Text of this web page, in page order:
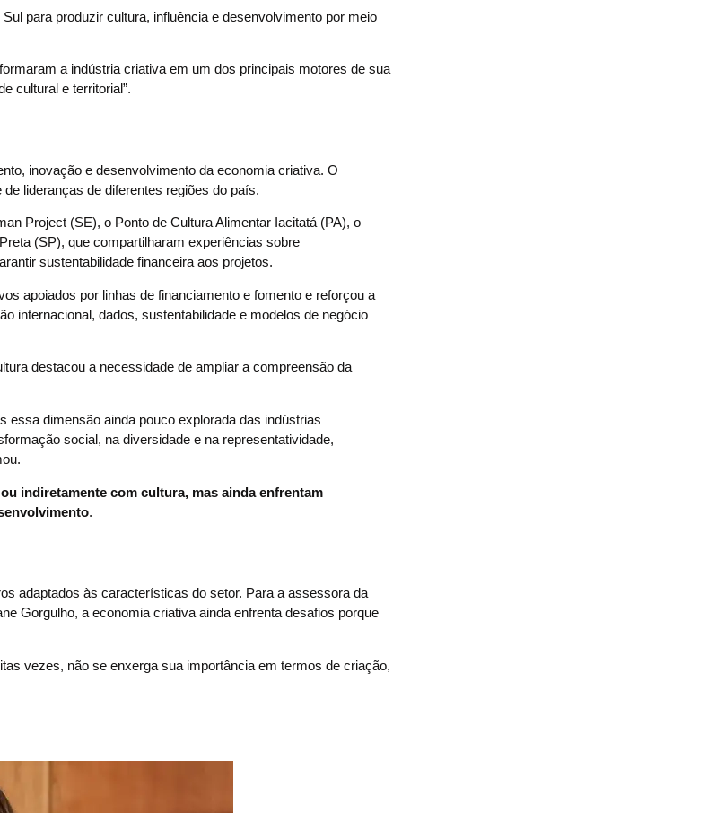
para produzir cultura, influência e desenvolvimento por meio
a indústria criativa em um dos principais motores de sua
cultural e territorial”.
inovação e desenvolvimento da economia criativa. O
lideranças de diferentes regiões do país.
Project (SE), o Ponto de Cultura Alimentar Iacitatá (PA), o
(SP), que compartilharam experiências sobre
sustentabilidade financeira aos projetos.
apoiados por linhas de financiamento e fomento e reforçou a
internacional, dados, sustentabilidade e modelos de negócio
destacou a necessidade de ampliar a compreensão da
essa dimensão ainda pouco explorada das indústrias
social, na diversidade e na representatividade,
indiretamente com cultura, mas ainda enfrentam
.
adaptados às características do setor. Para a assessora da
Gorgulho, a economia criativa ainda enfrenta desafios porque
vezes, não se enxerga sua importância em termos de criação,